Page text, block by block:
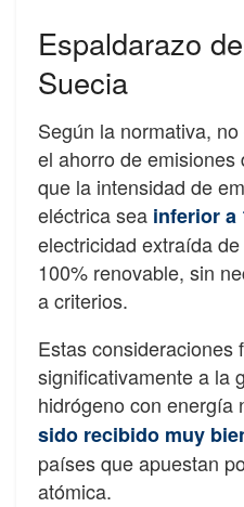
Espaldarazo
Suecia
Según la normativa,
el ahorro de
que la intensidad de
eléctrica sea inferior a
electricidad extraída
100% renovable, sin
a criterios.
Estas consideraciones
significativamente a la
hidrógeno con energía
sido recibido muy
países que apuestan
atómica.